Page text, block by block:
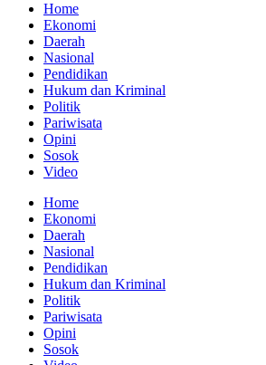
Home
Ekonomi
Daerah
Nasional
Pendidikan
Hukum dan Kriminal
Politik
Pariwisata
Opini
Sosok
Video
Home
Ekonomi
Daerah
Nasional
Pendidikan
Hukum dan Kriminal
Politik
Pariwisata
Opini
Sosok